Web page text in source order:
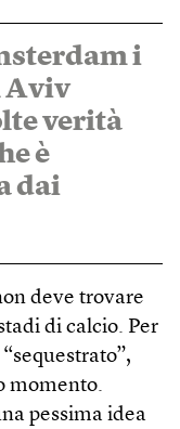
i
Aviv
verità
è
dai
deve trovare
di calcio. Per
momento.
pessima idea